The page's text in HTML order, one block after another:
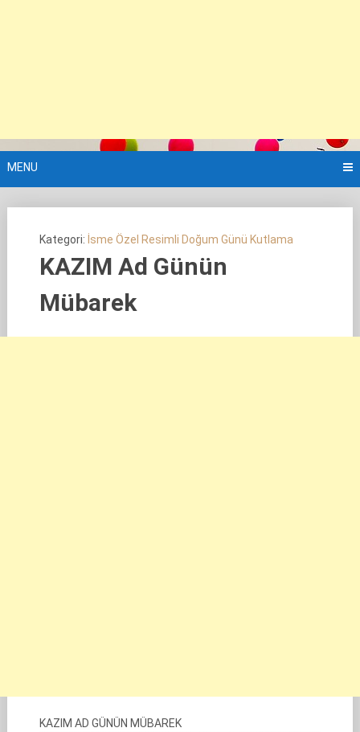
MENU
Kategori: İsme Özel Resimli Doğum Günü Kutlama
KAZIM Ad Günün
Mübarek
KAZIM AD GÜNÜN MÜBAREK